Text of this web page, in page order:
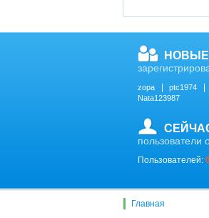
НОВЫЕ
zopa ptc1974
Nata123987
пользователи
Пользователей:
Главная